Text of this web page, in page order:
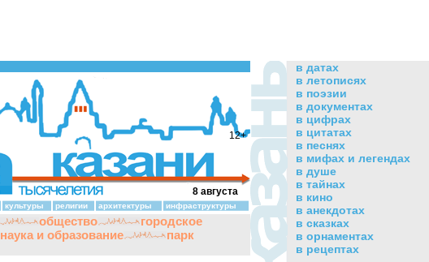
12+
8 августа
культуры религии архитектуры инфраструктуры
общество
городское
наука и образование
парк
в датах
в летописях
в поэзии
в документах
в цифрах
в цитатах
в песнях
в мифах и легендах
в душе
в тайнах
в кино
в анекдотах
в сказках
в орнаментах
в рецептах